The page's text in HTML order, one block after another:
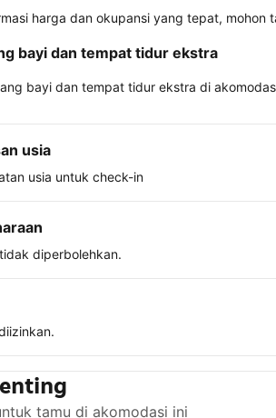
harga dan okupansi yang tepat,
bayi dan tempat tidur ekstra
bayi dan tempat tidur ekstra di
usia
usia untuk check-in
diperbolehkan.
tamu di akomodasi ini